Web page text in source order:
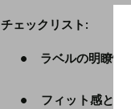
チェックリスト:
● ラベルの明瞭性:
● フィット感と調